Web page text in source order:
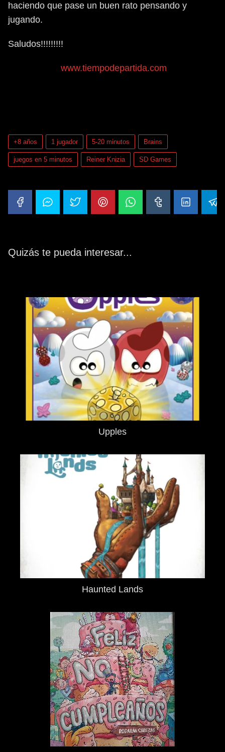
haciendo que pase un buen rato pensando y
jugando.
Saludos!!!!!!!!!
www.tiempodepartida.com
+8 años 1 jugador 5-20 minutos Brains
juegos en 5 minutos Reiner Knizia SD Games
Quizás te pueda interesar...
Upples
Haunted Lands